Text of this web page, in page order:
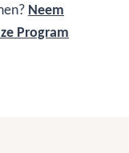
Neem
Program